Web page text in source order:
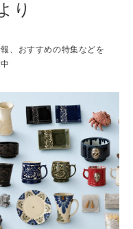
り
、おすすめの特集などを